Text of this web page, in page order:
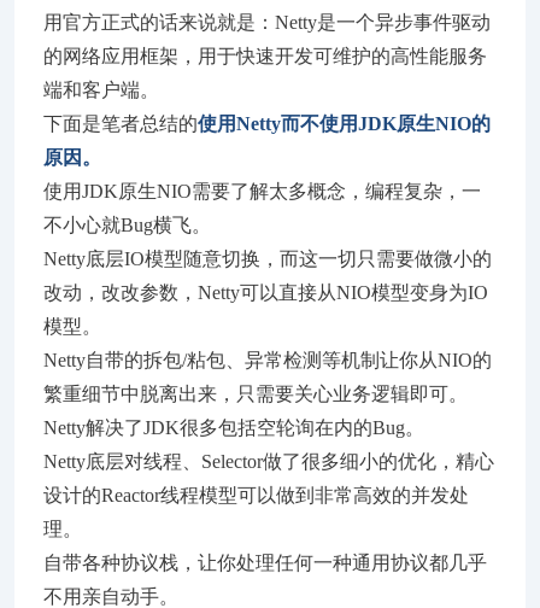
用官方正式的话来说就是：Netty是一个异步事件驱动
的网络应用框架，用于快速开发可维护的高性能服务
端和客户端。
下面是笔者总结的使用Netty而不使用JDK原生NIO的
原因。
使用JDK原生NIO需要了解太多概念，编程复杂，一
不小心就Bug横飞。
Netty底层IO模型随意切换，而这一切只需要做微小的
改动，改改参数，Netty可以直接从NIO模型变身为IO
模型。
Netty自带的拆包/粘包、异常检测等机制让你从NIO的
繁重细节中脱离出来，只需要关心业务逻辑即可。
Netty解决了JDK很多包括空轮询在内的Bug。
Netty底层对线程、Selector做了很多细小的优化，精心
设计的Reactor线程模型可以做到非常高效的并发处
理。
自带各种协议栈，让你处理任何一种通用协议都几乎
不用亲自动手。